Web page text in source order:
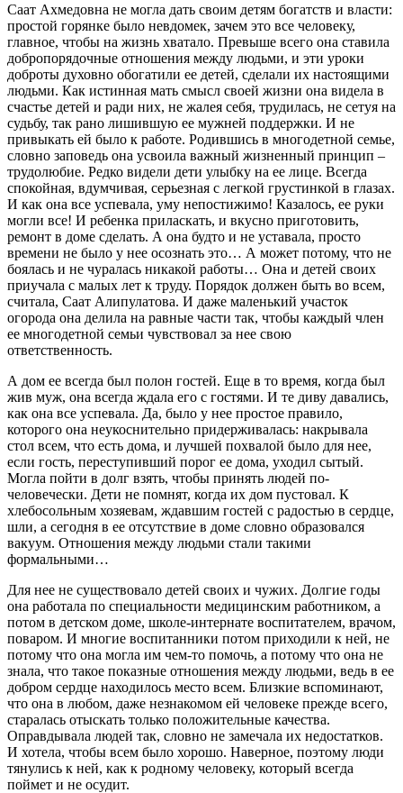
Саат Ахмедовна не могла дать своим детям богатств и власти:
простой горянке было невдомек, зачем это все человеку,
главное, чтобы на жизнь хватало. Превыше всего она ставила
добропорядочные отношения между людьми, и эти уроки
доброты духовно обогатили ее детей, сделали их настоящими
людьми. Как истинная мать смысл своей жизни она видела в
счастье детей и ради них, не жалея себя, трудилась, не сетуя на
судьбу, так рано лишившую ее мужней поддержки. И не
привыкать ей было к работе. Родившись в многодетной семье,
словно заповедь она усвоила важный жизненный принцип –
трудолюбие. Редко видели дети улыбку на ее лице. Всегда
спокойная, вдумчивая, серьезная с легкой грустинкой в глазах.
И как она все успевала, уму непостижимо! Казалось, ее руки
могли все! И ребенка приласкать, и вкусно приготовить,
ремонт в доме сделать. А она будто и не уставала, просто
времени не было у нее осознать это… А может потому, что не
боялась и не чуралась никакой работы… Она и детей своих
приучала с малых лет к труду. Порядок должен быть во всем,
считала, Саат Алипулатова. И даже маленький участок
огорода она делила на равные части так, чтобы каждый член
ее многодетной семьи чувствовал за нее свою
ответственность.
А дом ее всегда был полон гостей. Еще в то время, когда был
жив муж, она всегда ждала его с гостями. И те диву давались,
как она все успевала. Да, было у нее простое правило,
которого она неукоснительно придерживалась: накрывала
стол всем, что есть дома, и лучшей похвалой было для нее,
если гость, переступивший порог ее дома, уходил сытый.
Могла пойти в долг взять, чтобы принять людей по-
человечески. Дети не помнят, когда их дом пустовал. К
хлебосольным хозяевам, ждавшим гостей с радостью в сердце,
шли, а сегодня в ее отсутствие в доме словно образовался
вакуум. Отношения между людьми стали такими
формальными…
Для нее не существовало детей своих и чужих. Долгие годы
она работала по специальности медицинским работником, а
потом в детском доме, школе-интернате воспитателем, врачом,
поваром. И многие воспитанники потом приходили к ней, не
потому что она могла им чем-то помочь, а потому что она не
знала, что такое показные отношения между людьми, ведь в ее
добром сердце находилось место всем. Близкие вспоминают,
что она в любом, даже незнакомом ей человеке прежде всего,
старалась отыскать только положительные качества.
Оправдывала людей так, словно не замечала их недостатков.
И хотела, чтобы всем было хорошо. Наверное, поэтому люди
тянулись к ней, как к родному человеку, который всегда
поймет и не осудит.